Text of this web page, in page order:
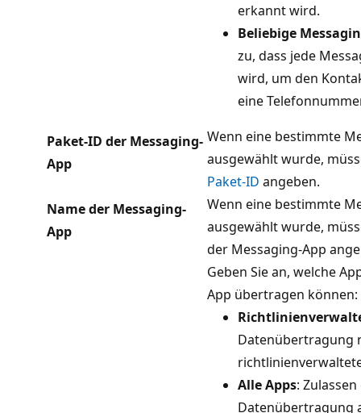
erkannt wird.
Beliebige
zu, dass jede
wird, um den
eine
Paket-ID der Messaging-
App
Wenn eine bestimmte
ausgewählt wurde,
Paket-ID angeben.
Name der Messaging-
App
Wenn eine bestimmte
ausgewählt wurde,
der Messaging-App
Geben Sie an, welche
App übertragen können:
Datenübertragung
Alle Apps:
Datenübertragung